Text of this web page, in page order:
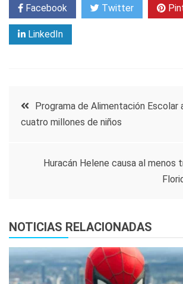
Facebook Twitter
LinkedIn
Navegación
entradas
Programa de Alimentación Escolar
cuatro millones de niños
Huracán Helene causa al menos
NOTICIAS RELACIONADAS